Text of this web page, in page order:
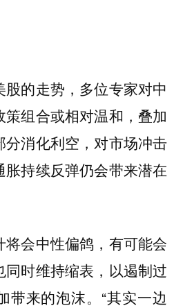
的走势，多位专家对中
组合或相对温和，叠加
分消化利空，对市场冲击
持续反弹仍会带来潜在
会中性偏鸽，有可能会
时维持缩表，以遏制过
带来的泡沫。“其实一边